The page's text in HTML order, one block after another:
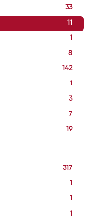
33
11
1
8
142
1
3
7
19
317
1
1
1